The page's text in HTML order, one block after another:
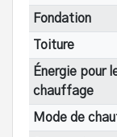
Fondation
Toiture
Énergie pour
chauffage
Mode de